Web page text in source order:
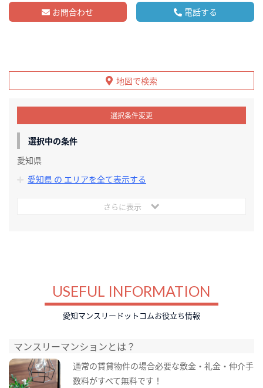
お問合わせ 電話する
地図で検索
選択条件変更
選択中の条件
愛知県
愛知県 の エリアを全て表示する
さらに表示
USEFUL INFORMATION
愛知マンスリードットコムお役立ち情報
マンスリーマンションとは？
通常の賃貸物件の場合必要な敷金・礼金・仲介手
数料がすべて無料です！